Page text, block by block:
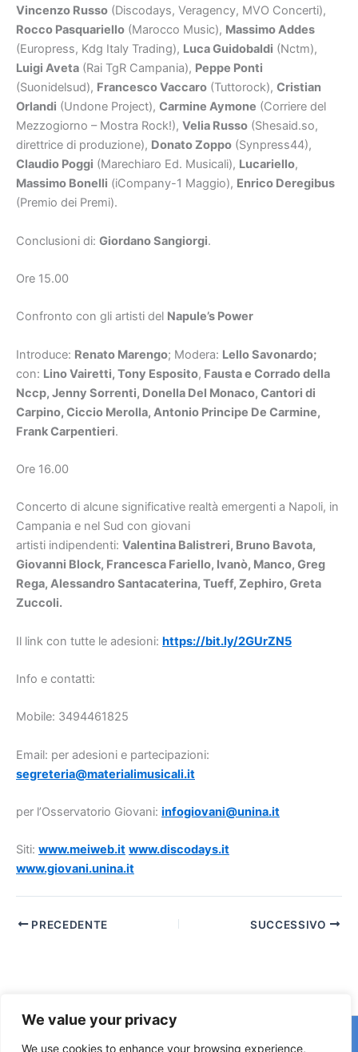
We value your privacy
We use cookies to enhance your browsing experience,
Vincenzo Russo (Discodays, Veragency, MVO Concerti),
Rocco Pasquariello (Marocco Music), Massimo Addes
(Europress, Kdg Italy Trading), Luca Guidobaldi (Nctm),
Luigi Aveta (Rai TgR Campania), Peppe Ponti
(Suonidelsud), Francesco Vaccaro (Tuttorock), Cristian
Orlandi (Undone Project), Carmine Aymone (Corriere del
Mezzogiorno – Mostra Rock!), Velia Russo (Shesaid.so,
direttrice di produzione), Donato Zoppo (Synpress44),
Claudio Poggi (Marechiaro Ed. Musicali), Lucariello,
Massimo Bonelli (iCompany-1 Maggio), Enrico Deregibus
(Premio dei Premi).
Conclusioni di: Giordano Sangiorgi.
Ore 15.00
Confronto con gli artisti del Napule’s Power
Introduce: Renato Marengo; Modera: Lello Savonardo;
con: Lino Vairetti, Tony Esposito, Fausta e Corrado della
Nccp, Jenny Sorrenti, Donella Del Monaco, Cantori di
Carpino, Ciccio Merolla, Antonio Principe De Carmine,
Frank Carpentieri.
Ore 16.00
Concerto di alcune significative realtà emergenti a Napoli, in
Campania e nel Sud con giovani
artisti indipendenti: Valentina Balistreri, Bruno Bavota,
Giovanni Block, Francesca Fariello, Ivanò, Manco, Greg
Rega, Alessandro Santacaterina, Tueff, Zephiro, Greta
Zuccoli.
Il link con tutte le adesioni: https://bit.ly/2GUrZN5
Info e contatti:
Mobile: 3494461825
Email: per adesioni e partecipazioni:
segreteria@materialimusicali.it
per l’Osservatorio Giovani: infogiovani@unina.it
Siti: www.meiweb.it www.discodays.it
www.giovani.unina.it
PRECEDENTE SUCCESSIVO
Copyright © 2026 © F2 Radio Lab - Università degli Studi di